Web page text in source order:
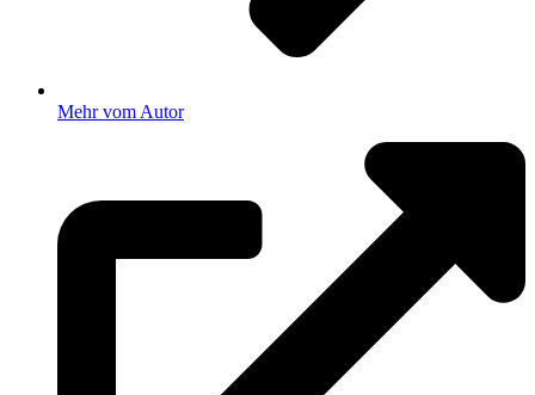
Mehr vom Autor